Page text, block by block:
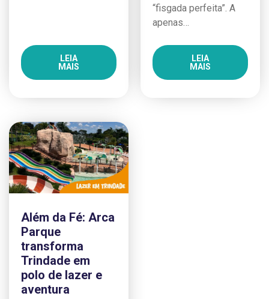
LEIA
MAIS
“fisgada perfeita”. A
apenas…
LEIA
MAIS
Além da Fé: Arca
Parque
transforma
Trindade em
polo de lazer e
aventura